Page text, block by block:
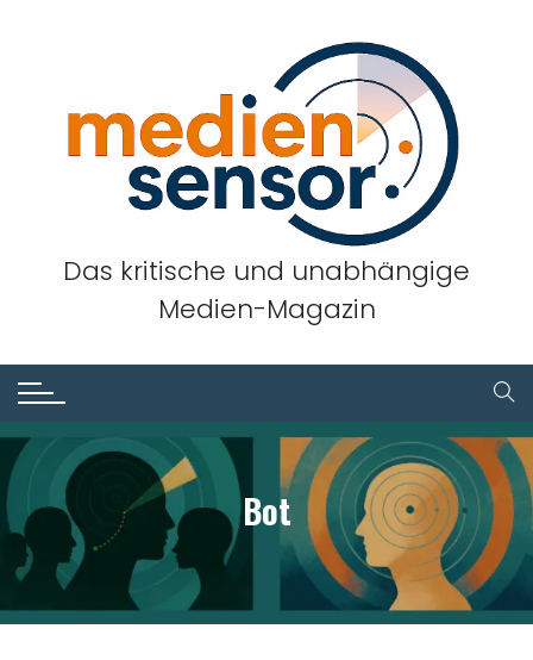
Das kritische und unabhängige
Medien-Magazin
Bot